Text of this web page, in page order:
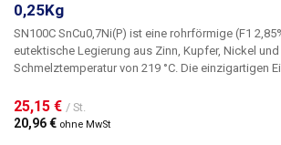
0,25Kg
SN100C SnCu0,7Ni(P) ist eine rohrförmige (F1
eutektische Legierung aus Zinn, Kupfer, Nickel
Schmelztemperatur von 219 °C. Die einzigartigen
typischen Eigenschaften gehören insbesondere:
Zusatz von Phosphor reduziert die
von Zinnbädern erheblich, gute Benetzbarkeit
25,15 € / St.
20,96 € ohne MwSt